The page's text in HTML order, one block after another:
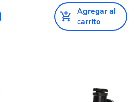
Agregar al
carrito